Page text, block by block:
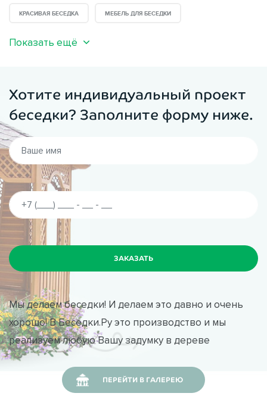
КРАСИВАЯ БЕСЕДКА МЕБЕЛЬ ДЛЯ БЕСЕДКИ
Показать ещё
Хотите индивидуальный проект
беседки? Заполните форму ниже.
Мы делаем беседки! И делаем это давно и очень
хорошо! В Беседки.Ру это производство и мы
реализуем любую Вашу задумку в дереве
ПЕРЕЙТИ В ГАЛЕРЕЮ